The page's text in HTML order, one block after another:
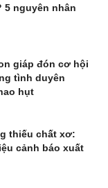
5 nguyên nhân
giáp đón cơ hội
tình duyên
hụt
thiếu chất xơ:
cảnh báo xuất